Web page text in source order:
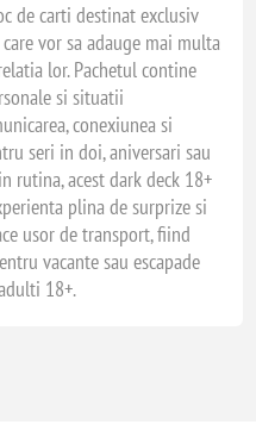
de carti destinat exclusiv
vor sa adauge mai multa
lor. Pachetul contine
si situatii
conexiunea si
seri in doi, aniversari sau
rutina, acest dark deck 18+
plina de surprize si
usor de transport, fiind
vacante sau escapade
18+.